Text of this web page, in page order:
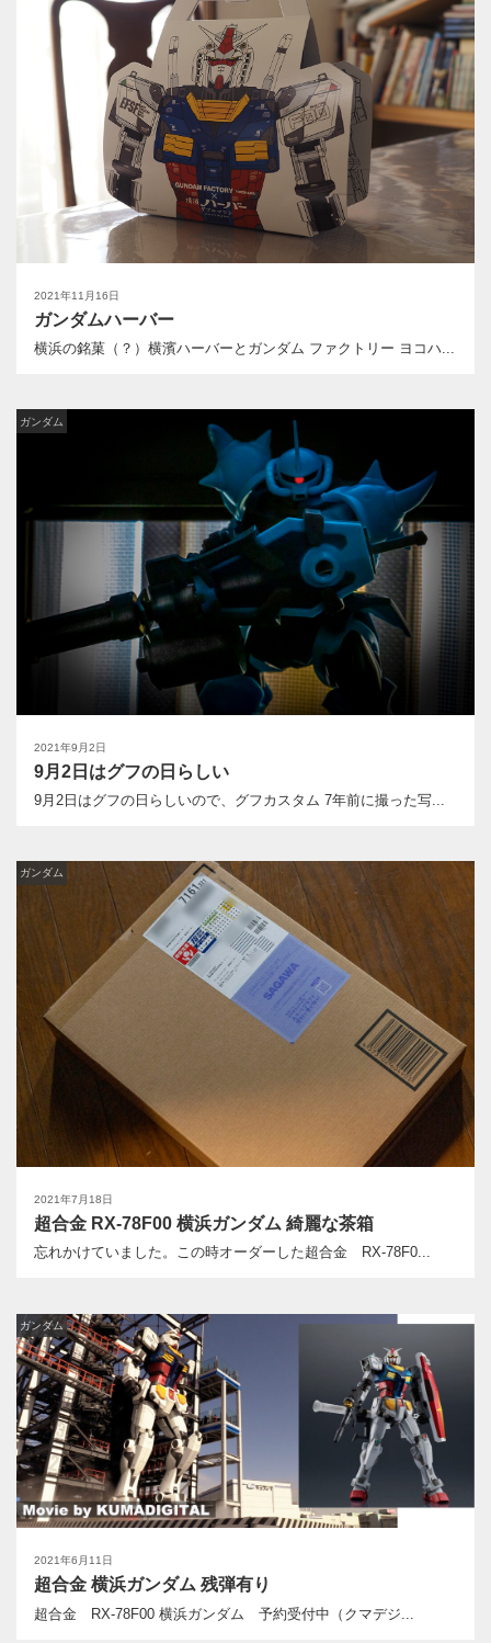
2021年11月16日
ガンダムハーバー
横浜の銘菓（？）横濱ハーバーとガンダム ファクトリー ヨコハ...
2021年9月2日
ガンダム
9月2日はグフの日らしい
9月2日はグフの日らしいので、グフカスタム 7年前に撮った写...
2021年7月18日
ガンダム
超合金 RX-78F00 横浜ガンダム 綺麗な茶箱
忘れかけていました。この時オーダーした超合金 RX-78F0...
2021年6月11日
ガンダム
超合金 横浜ガンダム 残弾有り
超合金 RX-78F00 横浜ガンダム 予約受付中（クマデジ...